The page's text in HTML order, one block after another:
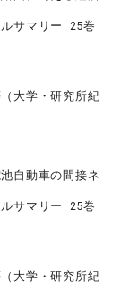
サマリー 25巻
大学・研究所紀
自動車の間接ネ
サマリー 25巻
大学・研究所紀